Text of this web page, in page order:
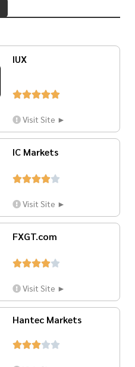
IUX

Visit Site ►
IC Markets

Visit Site ►
FXGT.com

Visit Site ►
Hantec Markets
